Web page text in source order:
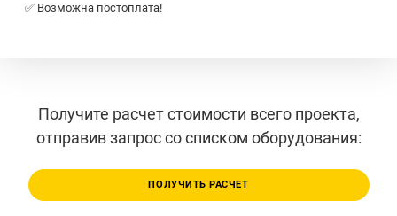
✅ Возможна постоплата!
Получите расчет стоимости всего проекта,
отправив запрос со списком оборудования:
ПОЛУЧИТЬ РАСЧЕТ